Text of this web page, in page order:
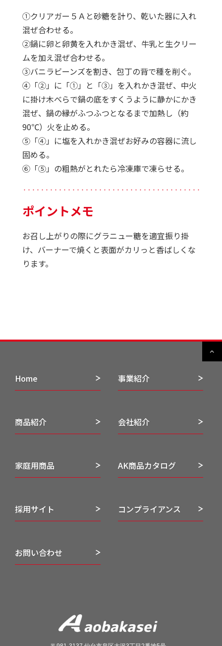
①クリアガー５Ａと砂糖を計り、乾いた器に入れ
混ぜ合わせる。
②鍋に卵と卵黄を入れかき混ぜ、牛乳と生クリー
ムを加え混ぜ合わせる。
③バニラビーンズを割き、包丁の背で種を削ぐ。
④「②」に「①」と「③」を入れかき混ぜ、中火
に掛け木べらで鍋の底をすくうように静かにかき
混ぜ、鍋の縁がふつふつとなるまで加熱し（約
90℃）火を止める。
⑤「④」に塩を入れかき混ぜお好みの容器に流し
固める。
⑥「⑤」の粗熱がとれたら冷凍庫で凍らせる。
・・・・・・・・・・・・・・・・・・・・・・・・・・・・・・・・・・・・・・・・・・・
ポイントメモ
お召し上がりの際にグラニュー糖を適宜振り掛
け、バーナーで焼くと表面がカリっと香ばしくな
ります。
Home 事業紹介
商品紹介 会社紹介
家庭用商品 AK商品カタログ
採用サイト コンプライアンス
お問い合わせ